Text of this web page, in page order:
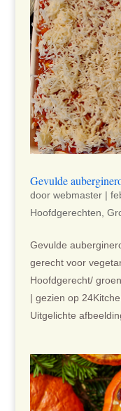
Gevulde
door webmaster|
Hoofdgerechten
Gevulde
gerecht voor
Hoofdgerecht/
| gezien op
Uitgelichte